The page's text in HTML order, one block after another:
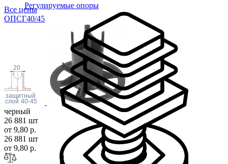
Регулируемые опоры
Все цены
ОПСГ40/45
20
защитный
слой 40-45
черный
26 881 шт
от 9,80 р.
26 881 шт
от 9,80 р.